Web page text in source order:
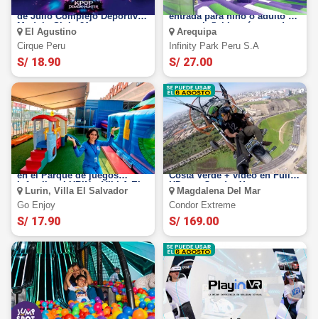
Fantasy Circus 2026: Del 24
de Julio Complejo Deportivo
Modulo Siglo 21
El Agustino
Cirque Peru
S/ 18.90
Infinity Park Arequipa:
entrada para niño o adulto al
parque inflable más grande
de Arewuipa
Arequipa
Infinity Park Peru S.a
S/ 27.00
GO ENJOY: 1 hora de juegos
en el Parque de juegos
Infantiles, LURIN y VILLA EL
SALVADOR
Lurin, Villa El Salvador
Go Enjoy
S/ 17.90
Vuelo en paratrike en la
Costa Verde + video en Full
HD con Condor Xtreme
Magdalena Del Mar
Condor Extreme
S/ 169.00